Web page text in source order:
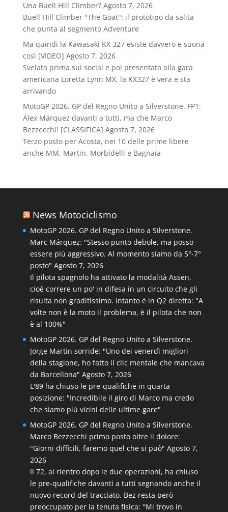
Una Buell Hill Climber? Agosto 7, 2026
Buell Hill Climber "The Goat": il prototipo da salita
che punta al segmento Adventure
Ma quindi la Kawasaki KX 327 esiste davvero e suona
così [VIDEO] Agosto 7, 2026
Svelata prima sui social e poi presentata alla gara
americana Loretta Lynn MX, la KX327 è vera e sta
arrivando
MotoGP 2026. GP del Regno Unito a Silverstone. FP1:
Álex Márquez davanti a tutti, ma che Marco
Bezzecchi! [CLASSIFICA] Agosto 7, 2026
Terzo posto per Acosta, nei 10 delle prime libere
anche MM, Martin, Morbidelli e Bagnaia
News Motociclismo
MotoGP 2026. GP del Regno Unito a Silverstone.
Marc Márquez: "Stesso punto debole, ma posso
essere più aggressivo. Al momento siamo da 5°-7°
posto" Agosto 7, 2026
Il pilota spagnolo ha attivato la modalità Assen,
cioè correre un po' in difesa in un circuito che gli
risulta non graditissimo. Intanto è in Q2 diretta: "A
volte non è la moto il problema, è il pilota che non
è al 100%"
MotoGP 2026. GP del Regno Unito a Silverstone.
Jorge Martin sorride: "Uno dei venerdì migliori
della stagione, ho fatto il clic mentale che mancava
da Barcellona" Agosto 7, 2026
L'89 ha chiuso le pre-qualifiche in quarta
posizione: "Incredibile il giro di Marco ma credo
che siamo più vicini delle ultime gare"
MotoGP 2026. GP del Regno Unito a Silverstone.
Marco Bezzecchi primo posto oltre il dolore:
"Giorni difficili, faremo quel che si può" Agosto 7,
2026
Il 72, al rientro dopo le due operazioni, ha chiuso
le pre-qualifiche davanti a tutti segnando anche il
nuovo record del tracciato. Bez resta però
preoccupato per la tenuta fisica: "Mi trovo in